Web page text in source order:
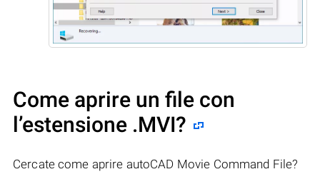
Come aprire un file con
l’estensione .MVI?
Cercate come aprire autoCAD Movie Command File?